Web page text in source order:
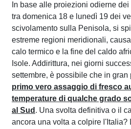
In base alle proiezioni odierne
tra domenica 18 e lunedì 19 dei
scivolamento sulla Penisola, si
estreme regioni meridionali,
calo termico e la fine del caldo
Isole. Addirittura, nei giorni
settembre, è possibile che in gran
primo vero assaggio di fresco
temperature di qualche grado
al Sud . Una svolta definitiva o il
ancora una volta a colpire l'Italia?